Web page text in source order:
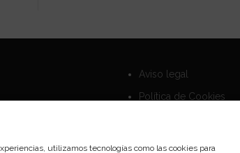
utilizamos tecnologías como las cookies para
Aviso legal
Política de Cookies